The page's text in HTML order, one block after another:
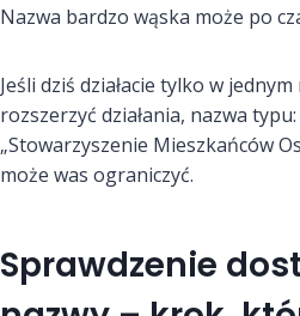
Nazwa bardzo wąska może po
Jeśli dziś działacie tylko w
rozszerzyć działania, nazwa typu:
„Stowarzyszenie Mieszkańców
może was ograniczyć.
Sprawdzenie